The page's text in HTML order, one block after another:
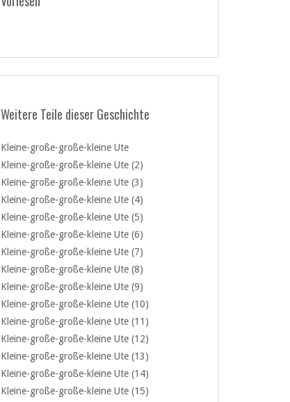
Weitere Teile dieser Geschichte
Kleine-große-große-kleine Ute
Kleine-große-große-kleine Ute (2)
Kleine-große-große-kleine Ute (3)
Kleine-große-große-kleine Ute (4)
Kleine-große-große-kleine Ute (5)
Kleine-große-große-kleine Ute (6)
Kleine-große-große-kleine Ute (7)
Kleine-große-große-kleine Ute (8)
Kleine-große-große-kleine Ute (9)
Kleine-große-große-kleine Ute (10)
Kleine-große-große-kleine Ute (11)
Kleine-große-große-kleine Ute (12)
Kleine-große-große-kleine Ute (13)
Kleine-große-große-kleine Ute (14)
Kleine-große-große-kleine Ute (15)